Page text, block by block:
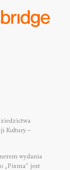
Kultury –
wydania
„Pisma” jest